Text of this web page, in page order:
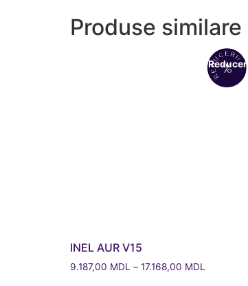
Produse similare
Reduceri!
INEL AUR V15
9.187,00 MDL – 17.168,00 MDL